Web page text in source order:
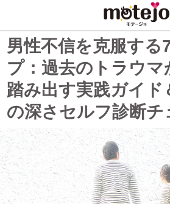
男性不信を克服する
プ：過去のトラウマ
踏み出す実践ガイド
の深さセルフ診断チ